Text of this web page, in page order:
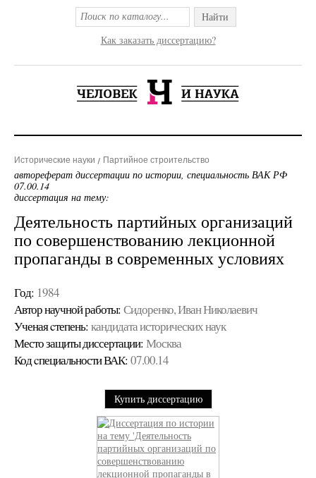
Найти
Как заказать диссертацию?
Исторические науки Партийное строительство
автореферат диссертации по истории, специальность ВАК РФ
07.00.14
диссертация на тему:
Деятельность партийных организаций
по совершенствованию лекционной
пропаганды в современных условиях
Год: 1984
Автор научной работы: Сидоренко, Иван Николаевич
Ученая cтепень: кандидата исторических наук
Место защиты диссертации: Москва
Код cпециальности ВАК: 07.00.14
Купить диссертацию